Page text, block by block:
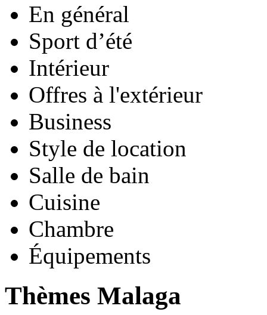
En général
Sport d’été
Intérieur
Offres à l'extérieur
Business
Style de location
Salle de bain
Cuisine
Chambre
Équipements
Thèmes Malaga